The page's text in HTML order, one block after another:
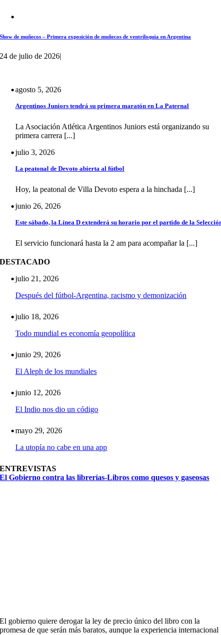
Show de muñecos – Primera exposición de muñecos de ventriloquia en Argentina
24 de julio de 2026|
agosto 5, 2026
Argentinos Juniors tendrá su primera maratón en La Paternal
La Asociación Atlética Argentinos Juniors está organizando su
primera carrera [...]
julio 3, 2026
La peatonal de Devoto abierta al fútbol
Hoy, la peatonal de Villa Devoto espera a la hinchada [...]
junio 26, 2026
Este sábado, la Línea D extenderá su horario por el partido de la
El servicio funcionará hasta la 2 am para acompañar la [...]
DESTACADO
julio 21, 2026
Después del fútbol-Argentina, racismo y demonización
julio 18, 2026
Todo mundial es economía geopolítica
junio 29, 2026
El Aleph de los mundiales
junio 12, 2026
El Indio nos dio un código
mayo 29, 2026
La utopía no cabe en una app
ENTREVISTAS
El Gobierno contra las librerías-Libros como quesos y gaseosas
El gobierno quiere derogar la ley de precio único del libro con la
promesa de que serán más baratos, aunque la experiencia internacional